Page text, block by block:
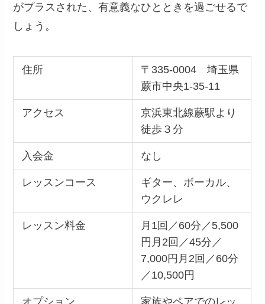
がプラスされた、有意義なひとときを過ごせるで
しょう。
住所
〒335-0004 埼玉県
蕨市中央1-35-11
アクセス
京浜東北線蕨駅より
徒歩３分
入会金 なし
レッスンコース
ギター、ボーカル、
ウクレレ
レッスン料金
月1回／60分／5,500
円月2回／45分／
7,000円月2回／60分
／10,500円